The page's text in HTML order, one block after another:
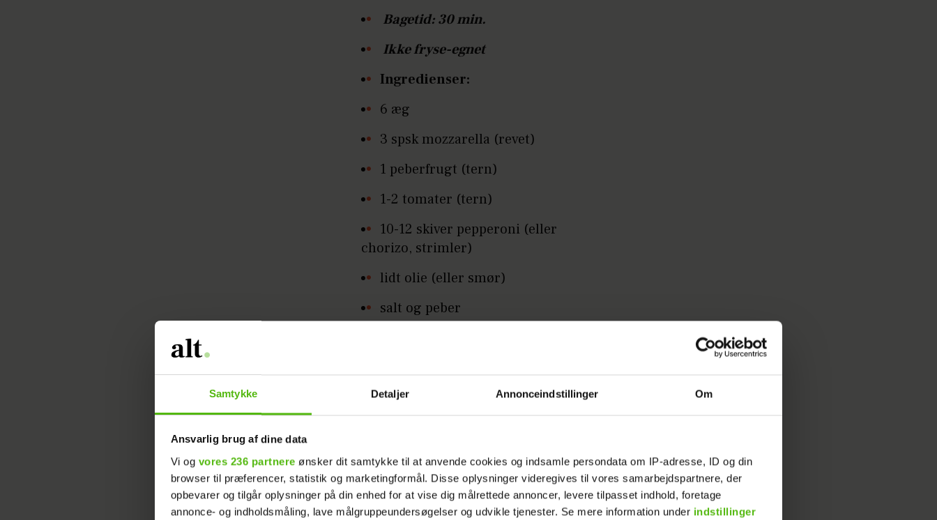
Samtykke Detaljer Annonceindstillinger Om
Ansvarlig brug af dine data
Vi og vores 236 partnere ønsker dit samtykke til at anvende cookies og indsamle persondata om IP-adresse, ID og din
browser til præferencer, statistik og marketingformål. Disse oplysninger videregives til vores samarbejdspartnere, der
opbevarer og tilgår oplysninger på din enhed for at vise dig målrettede annoncer, levere tilpasset indhold, foretage
annonce- og indholdsmåling, lave målgruppeundersøgelser og udvikle tjenester. Se mere information under indstillinger
Bagetid: 30 min.
Ikke fryse-egnet
Ingredienser:
6 æg
3 spsk mozzarella (revet)
1 peberfrugt (tern)
1-2 tomater (tern)
10-12 skiver pepperoni (eller
chorizo, strimler)
lidt olie (eller smør)
salt og peber
salat
Tænd ovnen på 175 grader. Pisk æggene godt sammen og